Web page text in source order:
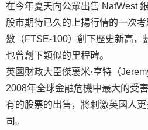
在今年夏天向公眾出售 NatWest
股市期待已久的上揚行情的一次
數（FTSE-100）創下歷史新高，
也曾創下類似的里程碑。
英國財政大臣傑裏米·亨特（
2008年全球金融危機中最大的受
有的股票的出售，將刺激英國人
司。